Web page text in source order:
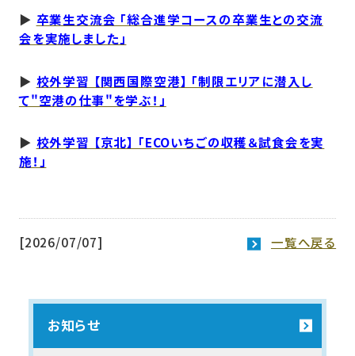
▶︎ 卒業生交流会 「総合進学コースの卒業生との交流
会を実施しました」
▶︎ 校外学習 【関西国際空港】 「制限エリアに潜入し
て"空港の仕事"を学ぶ！」
▶︎ 校外学習 【京北】 「ECOいちごの収穫＆試食会を実
施！」
[2026/07/07] 一覧へ戻る
お知らせ